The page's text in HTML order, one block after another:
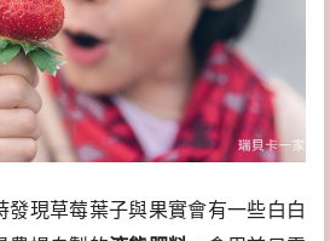
發現草莓葉子與果實會有一些白白